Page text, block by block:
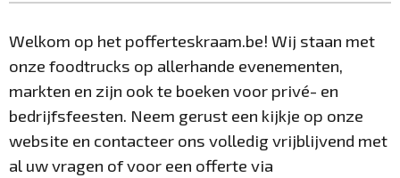
Welkom op het pofferteskraam.be! Wij staan met
onze foodtrucks op allerhande evenementen,
markten en zijn ook te boeken voor privé- en
bedrijfsfeesten. Neem gerust een kijkje op onze
website en contacteer ons volledig vrijblijvend met
al uw vragen of voor een offerte via